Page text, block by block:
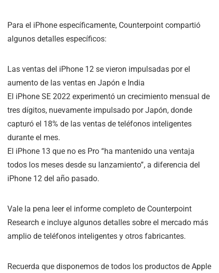
Para el iPhone específicamente, Counterpoint compartió
algunos detalles específicos:
Las ventas del iPhone 12 se vieron impulsadas por el
aumento de las ventas en Japón e India
El iPhone SE 2022 experimentó un crecimiento mensual de
tres dígitos, nuevamente impulsado por Japón, donde
capturó el 18% de las ventas de teléfonos inteligentes
durante el mes.
El iPhone 13 que no es Pro “ha mantenido una ventaja
todos los meses desde su lanzamiento”, a diferencia del
iPhone 12 del año pasado.
Vale la pena leer el informe completo de Counterpoint
Research e incluye algunos detalles sobre el mercado más
amplio de teléfonos inteligentes y otros fabricantes.
Recuerda que disponemos de todos los productos de Apple